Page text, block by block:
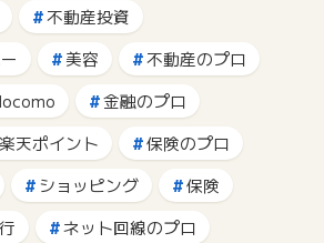
不動産投資
美容
不動産のプロ
金融のプロ
楽天ポイント
保険のプロ
ショッピング
保険
ネット回線のプロ